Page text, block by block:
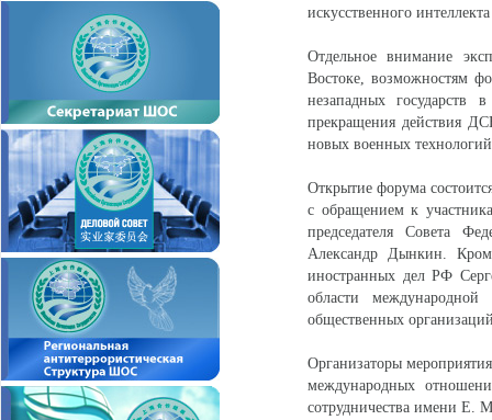
искусственного
Отдельное внимание
Востоке, возможностям
незападных государств
прекращения действия
новых военных технологий
Открытие форума
с обращением к
председателя Совета
Александр Дынкин.
иностранных дел РФ
области
общественных
Организаторы
международных
сотрудничества имени Е.